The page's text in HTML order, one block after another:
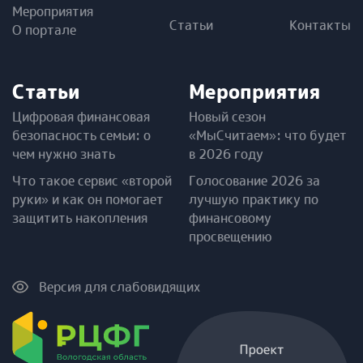
Мероприятия
О портале
Статьи Контакты
Статьи
Цифровая финансовая
безопасность семьи: о
чем нужно знать
Что такое сервис «второй
руки» и как он помогает
защитить накопления
Мероприятия
Новый сезон
«МыСчитаем»: что будет
в 2026 году
Голосование 2026 за
лучшую практику по
финансовому
просвещению
Версия для слабовидящих